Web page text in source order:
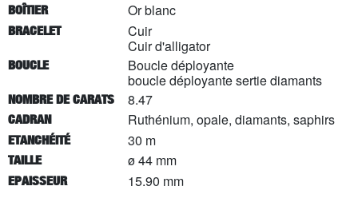
BOÎTIER Or blanc
BRACELET
Cuir
Cuir d'alligator
BOUCLE
Boucle déployante
boucle déployante sertie diamants
NOMBRE DE CARATS 8.47
CADRAN Ruthénium, opale, diamants, saphirs
ETANCHÉITÉ 30 m
TAILLE ø 44 mm
EPAISSEUR 15.90 mm